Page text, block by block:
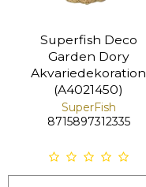
Superfish Deco
Garden Dory
Akvariedekoration
(A4021450)
SuperFish
8715897312335